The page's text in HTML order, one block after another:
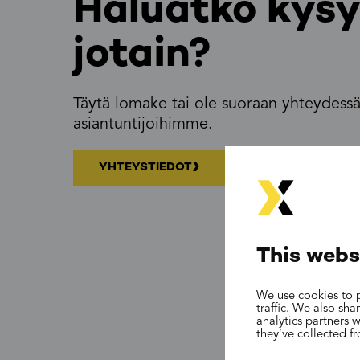
This
We use cookies to
traffic. We also
analytics partners
they’ve collected
Haluatko
jotain?
Täytä lomake tai ole suoraan yhteydessä
asiantuntijoihimme.
YHTEYSTIEDOT